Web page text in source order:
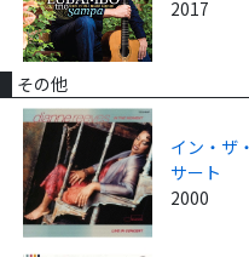
2017
その他
イン・ザ
サート
2000